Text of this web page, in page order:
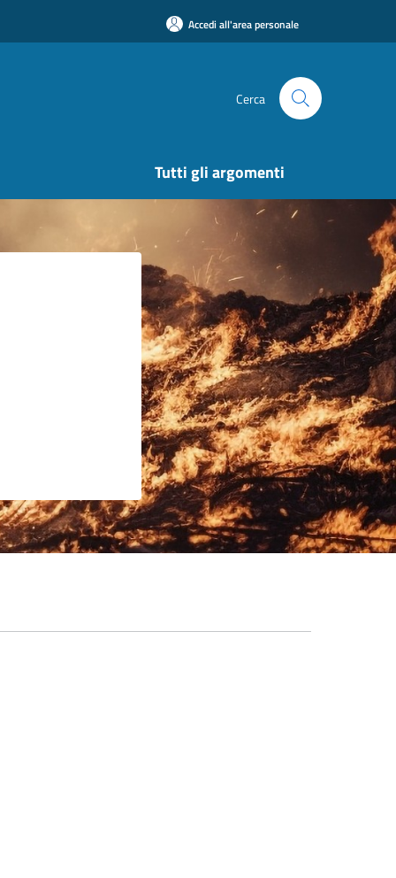
Accedi all'area personale
Cerca
Tutti gli argomenti